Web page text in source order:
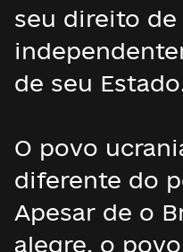
seu direito
de seu
O povo
diferente do
Apesar de o
alegre, o